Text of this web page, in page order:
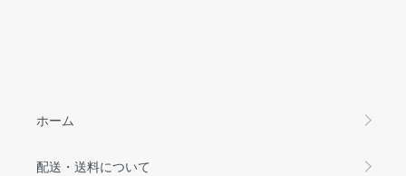
ホーム
配送・送料について